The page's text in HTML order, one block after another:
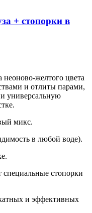
+ стопорки в
неоново-желтого цвета
и отлиты парами,
универсальную
микс.
в любой воде).
специальные стопорки
и эффективных